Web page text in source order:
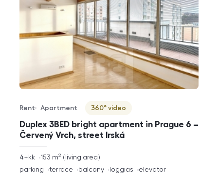
Duplex 3BED bright apartment in Prague 6 –
Červený Vrch, street Irská
Offer type
Rent
Property type
Apartment
Virtuální prohlídka
360° video
rozměry
4+kk living area
153 m2
funkce
parking terrace balcony loggias elevator